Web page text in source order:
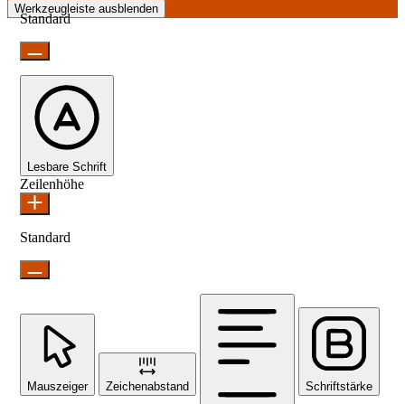
Werkzeugleiste ausblenden
Standard
Lesbare Schrift
Zeilenhöhe
Standard
Mauszeiger Zeichenabstand Schriftstärke